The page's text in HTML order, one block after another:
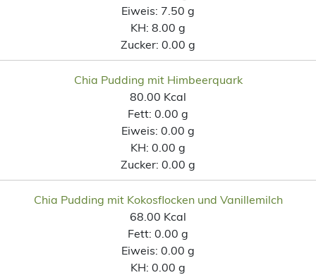
Eiweis: 7.50 g
KH: 8.00 g
Zucker: 0.00 g
Chia Pudding mit Himbeerquark
80.00 Kcal
Fett: 0.00 g
Eiweis: 0.00 g
KH: 0.00 g
Zucker: 0.00 g
Chia Pudding mit Kokosflocken und Vanillemilch
68.00 Kcal
Fett: 0.00 g
Eiweis: 0.00 g
KH: 0.00 g